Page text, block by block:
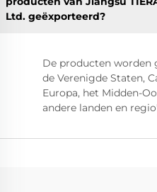
Ltd. geëxporteerd?
De producten worden
de Verenigde Staten,
Europa, het Midden-
andere landen en